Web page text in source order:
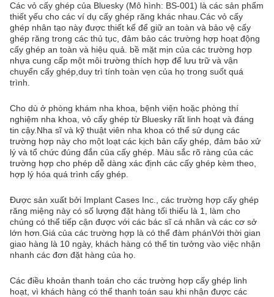
Các vỏ cấy ghép của Bluesky (Mô hình: BS-001) là các sản phẩm
thiết yếu cho các ví dụ cấy ghép răng khác nhau.Các vỏ cấy
ghép nhân tạo này được thiết kế để giữ an toàn và bảo vệ cấy
ghép răng trong các thủ tục, đảm bảo các trường hợp hoạt động
cấy ghép an toàn và hiệu quả. bề mặt mịn của các trường hợp
nhựa cung cấp một môi trường thích hợp để lưu trữ và vận
chuyển cấy ghép,duy trì tính toàn vẹn của họ trong suốt quá
trình.
Cho dù ở phòng khám nha khoa, bệnh viện hoặc phòng thí
nghiệm nha khoa, vỏ cấy ghép từ Bluesky rất linh hoạt và đáng
tin cậy.Nha sĩ và kỹ thuật viên nha khoa có thể sử dụng các
trường hợp này cho một loạt các kịch bản cấy ghép, đảm bảo xử
lý và tổ chức đúng đắn của cấy ghép. Màu sắc rõ ràng của các
trường hợp cho phép dễ dàng xác định các cấy ghép kèm theo,
hợp lý hóa quá trình cấy ghép.
Được sản xuất bởi Implant Cases Inc., các trường hợp cấy ghép
răng miệng này có số lượng đặt hàng tối thiểu là 1, làm cho
chúng có thể tiếp cận được với các bác sĩ cá nhân và các cơ sở
lớn hơn.Giá của các trường hợp là có thể đàm phánVới thời gian
giao hàng là 10 ngày, khách hàng có thể tin tưởng vào việc nhận
nhanh các đơn đặt hàng của họ.
Các điều khoản thanh toán cho các trường hợp cấy ghép linh
hoạt, vì khách hàng có thể thanh toán sau khi nhận được các